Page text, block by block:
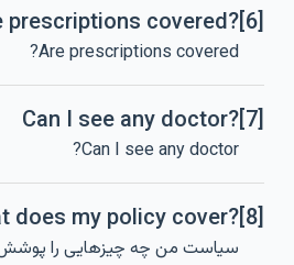
[6]
prescriptions covered?
Are prescriptions covered?
[7]
Can I see any doctor?
Can I see any doctor?
[8]
does my policy cover?
سیاست من چه چیزهایی را